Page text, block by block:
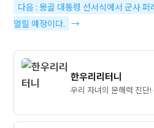
다음 : 몽골 대통령 선서식에서 군사
열릴 예정이다. →
한우리리터니
우리 자녀의 문해력 진단